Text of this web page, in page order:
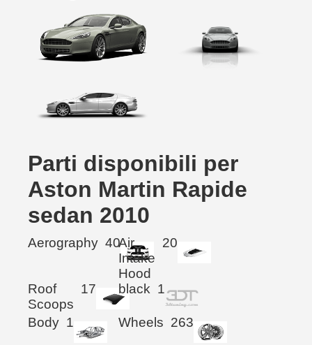
Parti disponibili per
Aston Martin Rapide
sedan 2010
Aerography 40Air
Intake
Hood
20
Roof
Scoops
17 black 1
Body 1 Wheels 263